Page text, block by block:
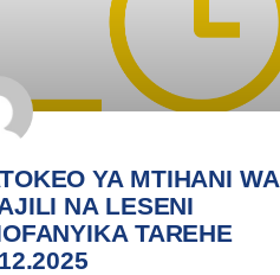
YA MTIHANI WA
NA LESENI
TAREHE